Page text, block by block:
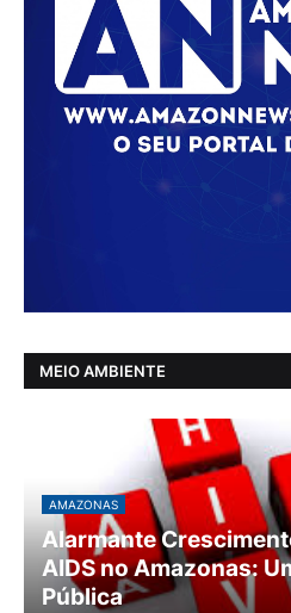
MEIO AMBIENTE
AMAZONAS
Alarmante
AIDS no Amazonas:
Pública